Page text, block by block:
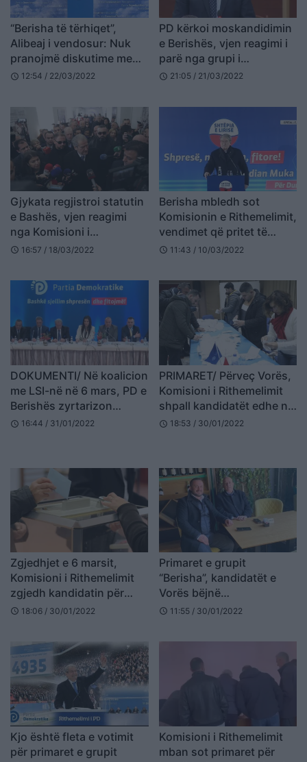
“Berisha të tërhiqet”,
Alibeaj i vendosur: Nuk
pranojmë diskutime me
Rithemelimin për këtë
schedule 12:54 / 22/03/2022
PD kërkoi moskandidimin
e Berishës, vjen reagimi i
parë nga grupi i
Rithemelimit
schedule 21:05 / 21/03/2022
Gjykata regjistroi statutin
e Bashës, vjen reagimi
nga Komisioni i
Rithemelimit
schedule 16:57 / 18/03/2022
Berisha mbledh sot
Komisionin e Rithemelimit,
vendimet që pritet të
merren
schedule 11:43 / 10/03/2022
DOKUMENTI/ Në koalicion
me LSI-në në 6 mars, PD e
Berishës zyrtarizon
kandidatët për
schedule 16:44 / 31/01/2022
PRIMARET/ Përveç Vorës,
Komisioni i Rithemelimit
shpall kandidatët edhe në
4 bashkitë e tjera
schedule 18:53 / 30/01/2022
Zgjedhjet e 6 marsit,
Komisioni i Rithemelimit
zgjedh kandidatin për
Vorën
schedule 18:06 / 30/01/2022
Primaret e grupit
“Berisha”, kandidatët e
Vorës bëjnë
“armëpushim”: Fitoftë më i
schedule 11:55 / 30/01/2022
Kjo është fleta e votimit
për primaret e grupit
Komisioni i Rithemelimit
mban sot primaret për